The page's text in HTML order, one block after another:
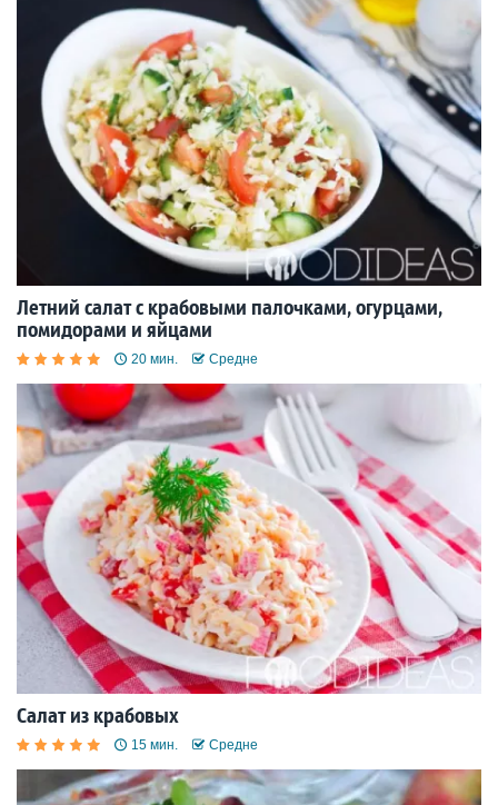
Летний салат с крабовыми палочками, огурцами,
помидорами и яйцами
20 мин. Средне
Салат из крабовых
15 мин. Средне